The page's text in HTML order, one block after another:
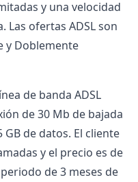
y una velocidad
Las ofertas ADSL son
y Doblemente
de banda ADSL
de 30 Mb de bajada
de datos. El cliente
y el precio es de
de 3 meses de